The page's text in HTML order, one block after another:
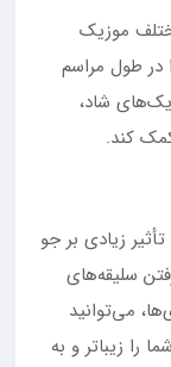
موزیک
در طول مراسم
شاد،
کند.
زیادی بر جو
سلیقه‌های
می‌توانید
را زیباتر و به